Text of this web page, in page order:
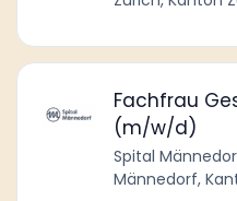
Fachfrau
(m/w/d)
Spital
Männedorf,